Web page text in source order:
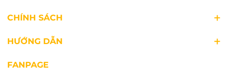
Màn che bảo vệ
phía trước vừa giúp ngăn chặn bụi bẩn, côn
trùng hiệu quả, vừa đảm bảo an toàn trong quá
CHÍNH SÁCH
HƯỚNG DẪN
FANPAGE